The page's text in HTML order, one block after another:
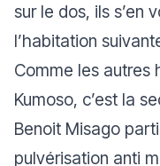
sur le dos, ils s’en
l’habitation
Comme les autres
Kumoso, c’est la
Benoit Misago
pulvérisation anti